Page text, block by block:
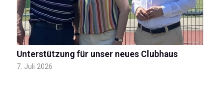
Unterstützung für unser neues Clubhaus
7. Juli 2026